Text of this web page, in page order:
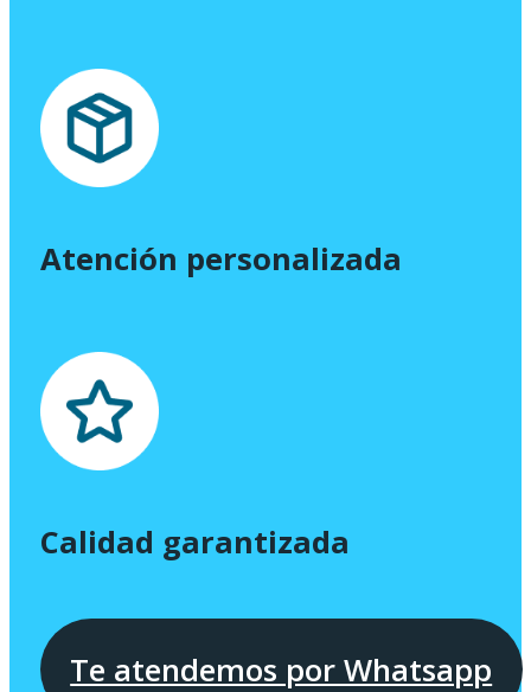
Atención personalizada
Calidad garantizada
Te atendemos por Whatsapp